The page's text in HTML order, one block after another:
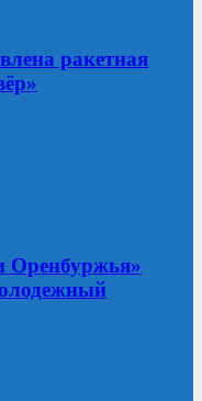
ракетная
Оренбуржья»